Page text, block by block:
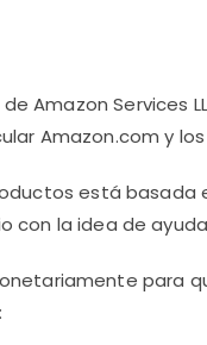
Amazon Services
Amazon.com y
está basada
con la idea de
para